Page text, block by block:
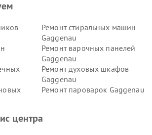
Ремонт стиральных машин
Gaggenau
Ремонт варочных панелей
Gaggenau
Ремонт духовых шкафов
Gaggenau
Ремонт пароварок Gaggenau
центра